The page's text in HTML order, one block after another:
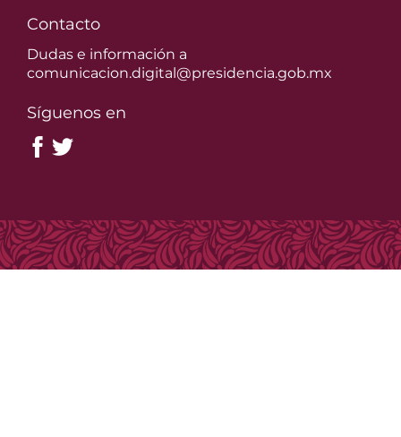
Contacto
Dudas e información a
comunicacion.digital@presidencia.gob.mx
Síguenos en